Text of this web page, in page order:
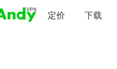
定价 下载